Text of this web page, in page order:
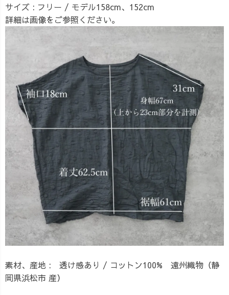
サイズ : フリー / モデル158cm、152cm
詳細は画像をご参照ください。
素材、産地 : 透け感あり / コットン100% 遠州織物（静
岡県浜松市 産）